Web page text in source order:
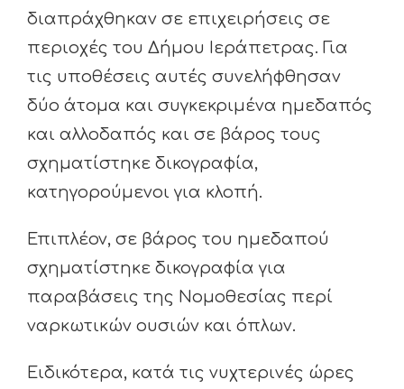
διαπράχθηκαν σε επιχειρήσεις σε
περιοχές του Δήμου Ιεράπετρας. Για
τις υποθέσεις αυτές συνελήφθησαν
δύο άτομα και συγκεκριμένα ημεδαπός
και αλλοδαπός και σε βάρος τους
σχηματίστηκε δικογραφία,
κατηγορούμενοι για κλοπή.
Επιπλέον, σε βάρος του ημεδαπού
σχηματίστηκε δικογραφία για
παραβάσεις της Νομοθεσίας περί
ναρκωτικών ουσιών και όπλων.
Ειδικότερα, κατά τις νυχτερινές ώρες